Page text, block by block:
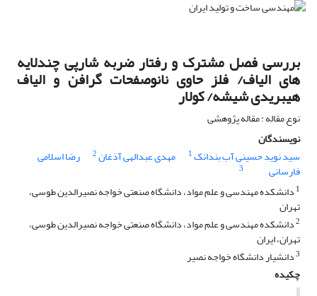
بررسی فصل مشترک و رفتار ضربه شارپی چندلایه
های الیاف/ فلز حاوی نانوصفحات گرافن و الیاف
هیبریدی شیشه/ کولار
نوع مقاله : مقاله پژوهشی
نویسندگان
سید نوید حسینی آب بندانک1 مهدی عبدالهی آذغان2 رضا اسلامی
فارسانی
3
1 دانشکده مهندسی و علم مواد، دانشگاه صنعتی خواجه نصیرالدین طوسی،
تهران
2دانشکده مهندسی و علم مواد، دانشگاه صنعتی خواجه نصیرالدین طوسی،
تهران، ایران
3دانشیار دانشگاه خواجه نصیر
چکیده